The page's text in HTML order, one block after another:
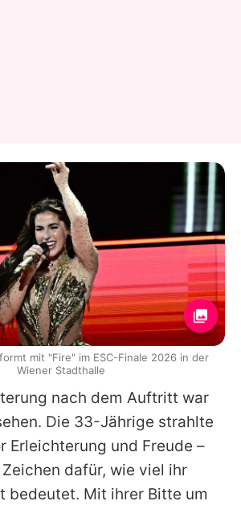
nach dem Auftritt war
Die 33-Jährige strahlte
Erleichterung und Freude –
dafür, wie viel ihr
bedeutet. Mit ihrer Bitte um
mit "Fire" im ESC-Finale 2026 in der
Wiener Stadthalle